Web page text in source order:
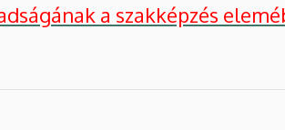
a szakképzés